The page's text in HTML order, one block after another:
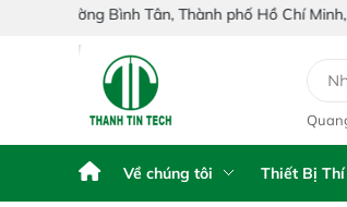
Bình Tân, Thành phố Hồ Chí Minh, Việt Nam
Phân Tích Điện
Máy phân tích NIR
Về chúng tôi Thiết Bị